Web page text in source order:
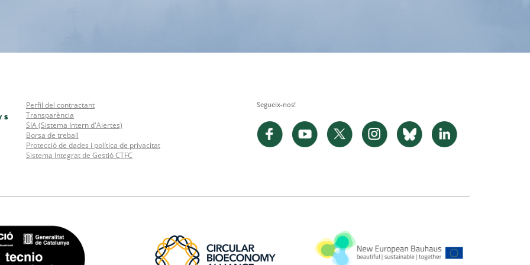
Perfil del contractant
Transparència
SIA (Sistema Intern d'Alertes)
Borsa de treball
Protecció de dades i política de privacitat
Sistema Integrat de Gestió CTFC
Segueix-nos!